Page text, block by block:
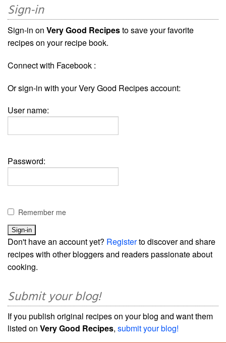
Sign-in
Sign-in on Very Good Recipesto save your favorite
recipes on your recipe book.
Connect with Facebook :
Or sign-in with your Very Good Recipes account:
User name:
Password:
Remember me
Don't have an account yet? Registerto discover and share
recipes with other bloggers and readers passionate about
cooking.
Submit your blog!
If you publish original recipes on your blog and want them
listed on Very Good Recipes, submit your blog!